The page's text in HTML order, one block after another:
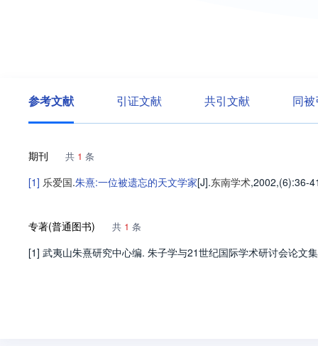
参考文献 引证文献 共引文献 同
期刊 共 1 条
[1] 乐爱国.朱熹:一位被遗忘的天文学家[J].东南学术,2002,(6):36-
专著(普通图书) 共 1 条
[1] 武夷山朱熹研究中心编. 朱子学与21世纪国际学术研讨会论文